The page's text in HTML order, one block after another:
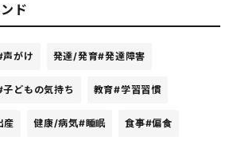
ド
声がけ 発達/発育#発達障害
子どもの気持ち 教育#学習習慣
産 健康/病気#睡眠 食事#偏食